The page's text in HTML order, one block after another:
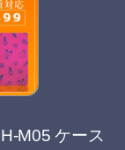
M05 ケース